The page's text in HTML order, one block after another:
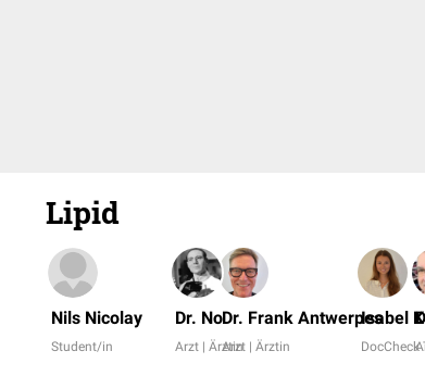
Lipid
Nils Nicolay
Student/in
Dr. No
Arzt | Ärztin
Dr. Frank Antwerpes
Arzt | Ärztin
Isabel
DocCheck